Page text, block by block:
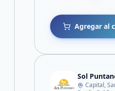
Agregar al
Sol
Capital,